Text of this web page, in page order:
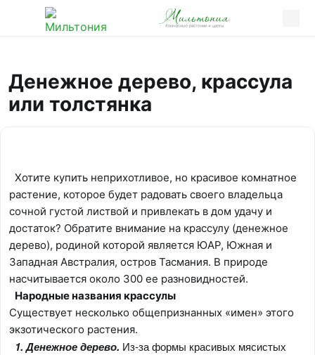
Денежное дерево, крассула
или толстянка
Хотите купить неприхотливое, но красивое комнатное
растение, которое будет радовать своего владельца
сочной густой листвой и привлекать в дом удачу и
достаток? Обратите внимание на крассулу (денежное
дерево), родиной которой является ЮАР, Южная и
Западная Австралия, остров Тасмания. В природе
насчитывается около 300 ее разновидностей.
Народные названия крассулы
Существует несколько общепризнанных «имен» этого
экзотического растения.
1.Денежное дерево. Из-за формы красивых мясистых